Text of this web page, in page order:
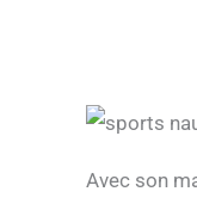
Avec son